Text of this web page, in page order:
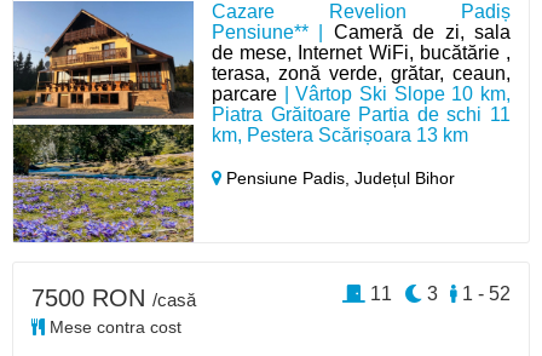
Cazare Revelion Padiș
Pensiune** | Cameră de zi, sala
de mese, Internet WiFi, bucătărie ,
terasa, zonă verde, grătar, ceaun,
parcare | Vârtop Ski Slope 10 km,
Piatra Grăitoare Partia de schi 11
km, Pestera Scărișoara 13 km
Pensiune Padis,Județul Bihor
7500 RON /casă
Mese contra cost
1 - 52
3
11